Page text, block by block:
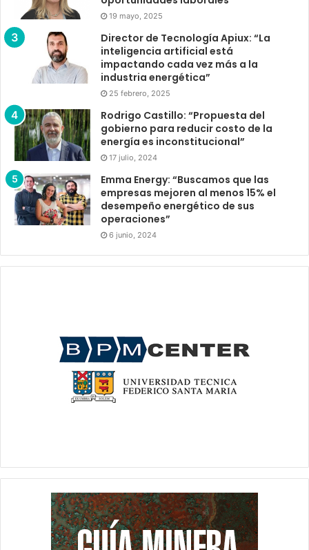
19 mayo, 2025
Director de Tecnología Apiux: “La
inteligencia artificial está
impactando cada vez más a la
industria energética”
25 febrero, 2025
Rodrigo Castillo: “Propuesta del
gobierno para reducir costo de la
energía es inconstitucional”
17 julio, 2024
Emma Energy: “Buscamos que las
empresas mejoren al menos 15% el
desempeño energético de sus
operaciones”
6 junio, 2024